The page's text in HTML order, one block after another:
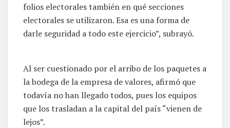
folios electorales también en qué secciones
electorales se utilizaron. Esa es una forma de
darle seguridad a todo este ejercicio”, subrayó.
Al ser cuestionado por el arribo de los paquetes a
la bodega de la empresa de valores, afirmó que
todavía no han llegado todos, pues los equipos
que los trasladan a la capital del país “vienen de
lejos”.